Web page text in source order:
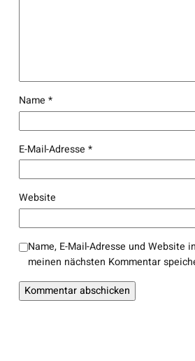
Name *
E-Mail-Adresse *
Website
Name, E-Mail-Adresse und Website
meinen nächsten Kommentar